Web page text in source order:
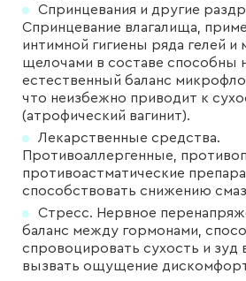
Спринцевания и другие
Спринцевание влагалища,
интимной гигиены ряда гелей
щелочами в составе способны
естественный баланс
что неизбежно приводит к
(атрофический вагинит).
Лекарственные средства.
Противоаллергенные,
противоастматические
способствовать снижению
Стресс. Нервное
баланс между гормонами,
спровоцировать сухость и зуд
вызвать ощущение